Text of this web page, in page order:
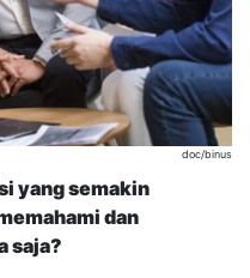
doc/binus
yang semakin
dan
saja?